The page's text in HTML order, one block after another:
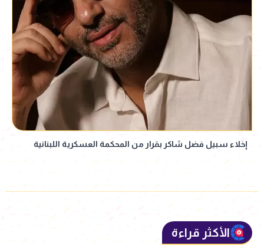
إخلاء سبيل فضل شاكر بقرار من المحكمة العسكرية اللبنانية
الأكثر قراءة